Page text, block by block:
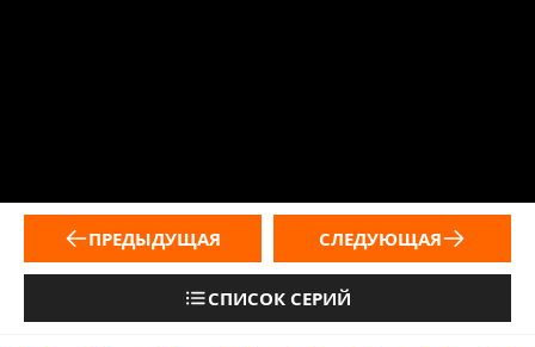
ПРЕДЫДУЩАЯ
СПИСОК СЕРИЙ
СЛЕДУЮЩАЯ